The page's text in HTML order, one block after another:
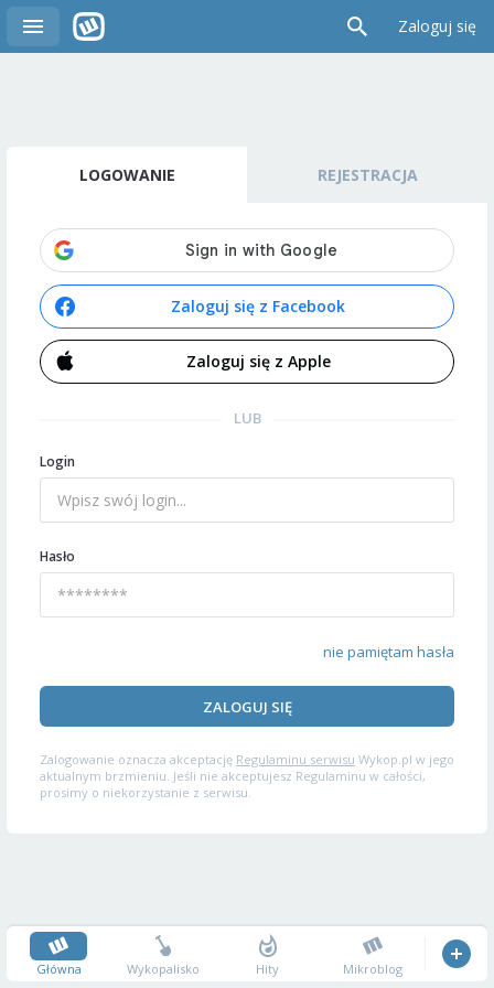
Zaloguj się
LOGOWANIE REJESTRACJA
Zaloguj się z Facebook
Zaloguj się z Apple
LUB
Login
Hasło
nie pamiętam hasła
ZALOGUJ SIĘ
Zalogowanie oznacza akceptację Regulaminu serwisu Wykop.pl w jego
aktualnym brzmieniu. Jeśli nie akceptujesz Regulaminu w całości,
prosimy o niekorzystanie z serwisu.
Główna Wykopalisko Hity Mikroblog